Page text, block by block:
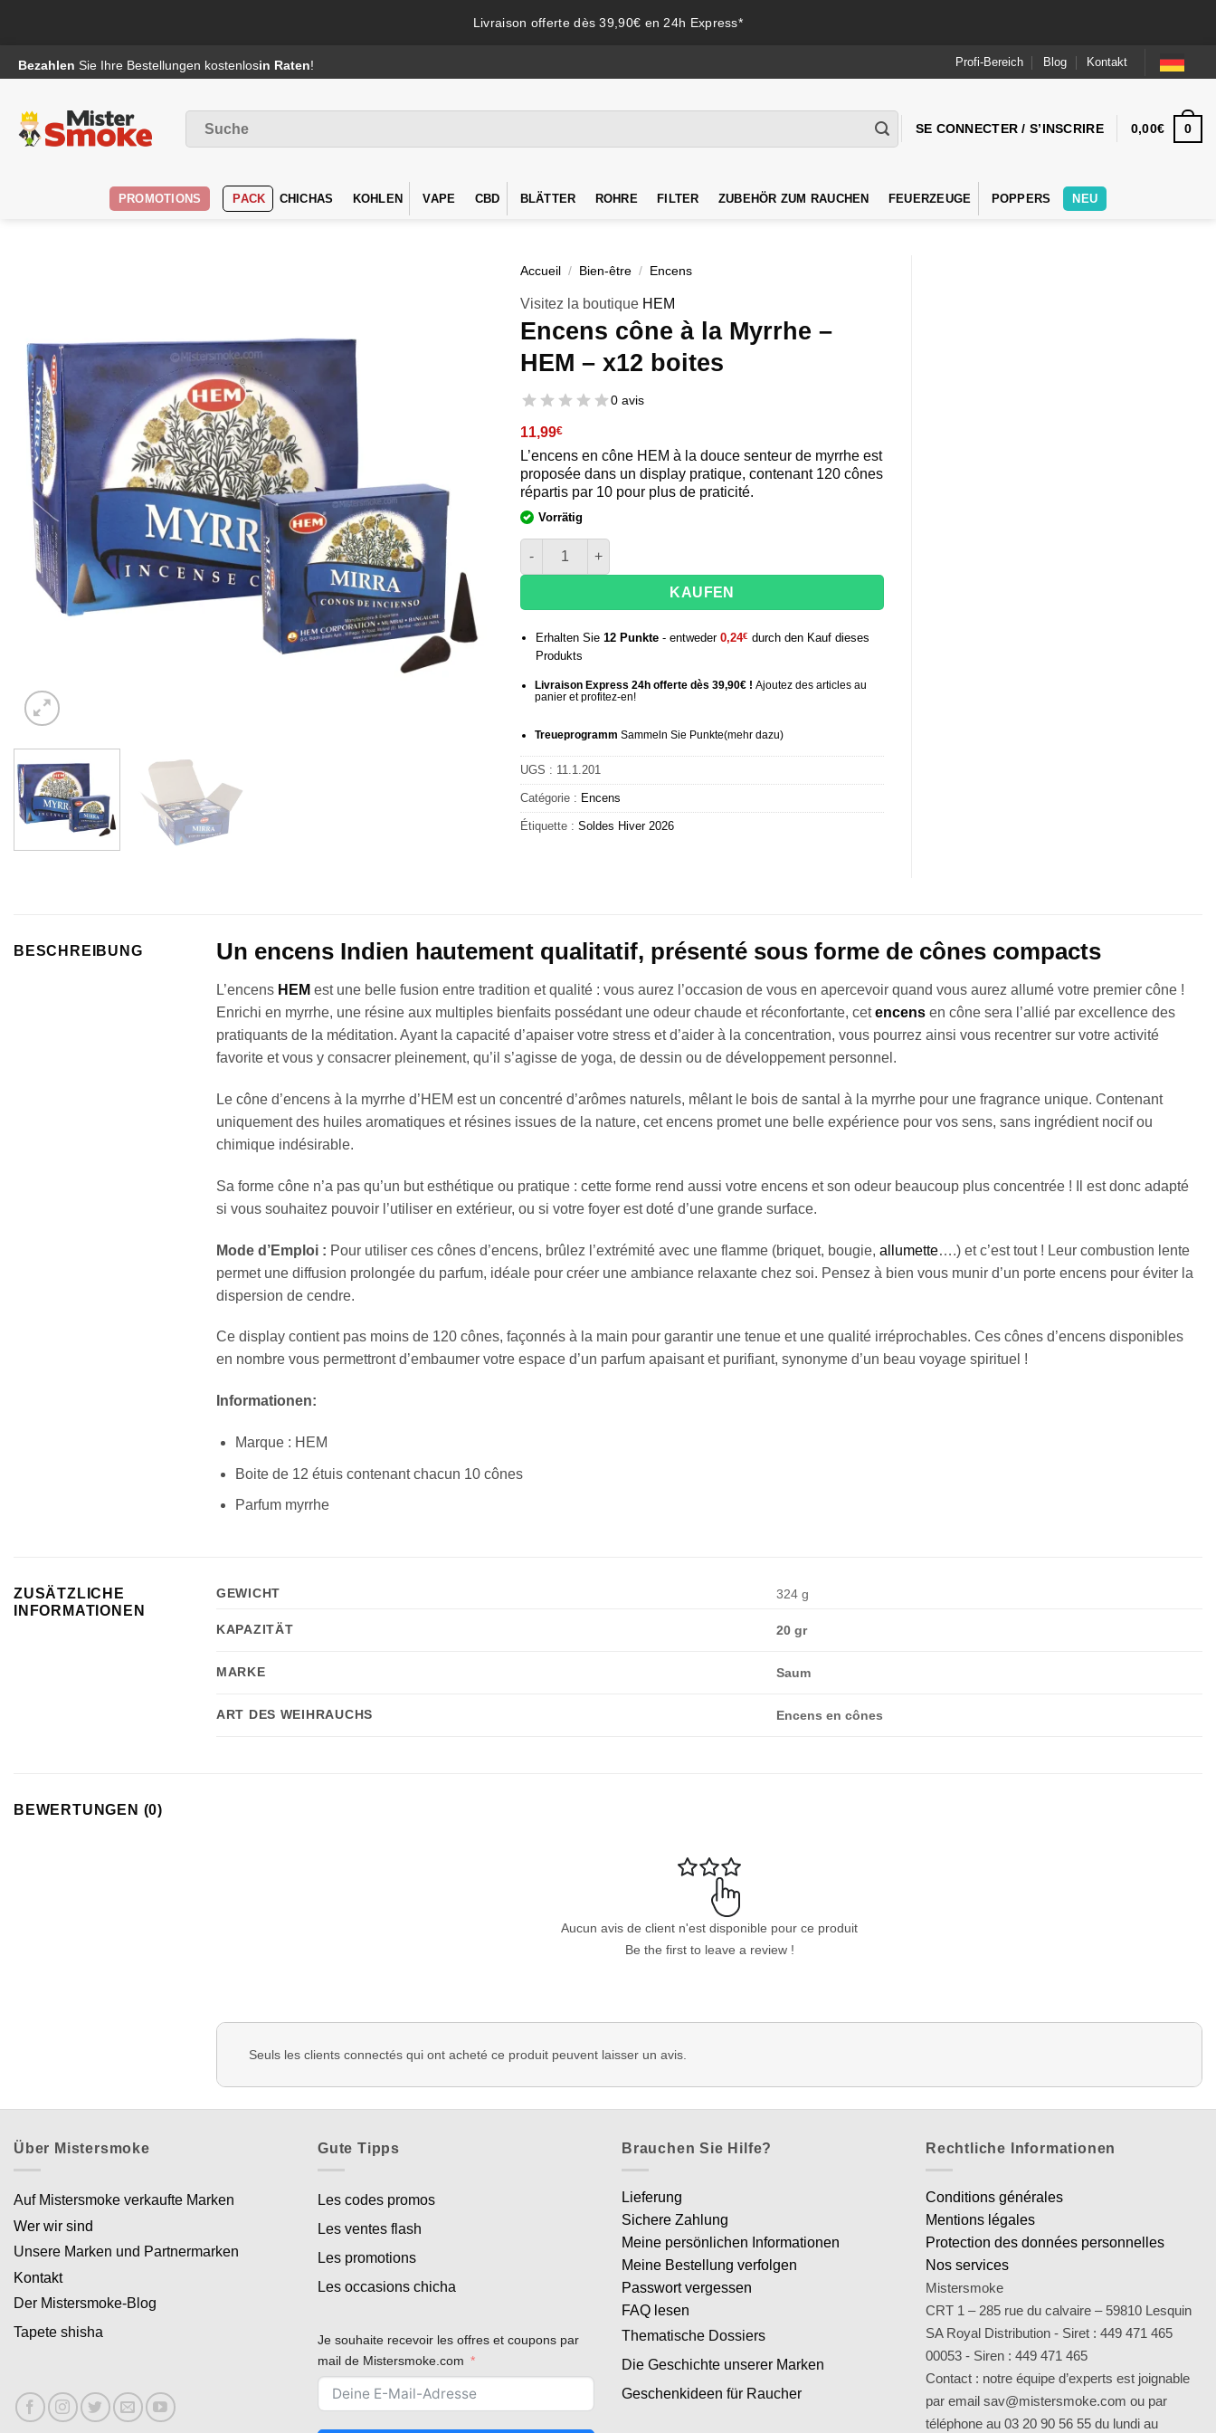
Livraison offerte dès 39,90€ en 24h Express*
au
Bezahlen Sie Ihre Bestellungen kostenlosin Raten! Profi-Bereich Blog Kontakt
nach
SE CONNECTER / S’INSCRIRE 0,00€ 0
PROMOTIONS PACK CHICHAS KOHLEN VAPE CBD BLÄTTER ROHRE FILTER ZUBEHÖR ZUM RAUCHEN FEUERZEUGE POPPERS NEU
Accueil / Bien-être / Encens
Visitez la boutique HEM
Encens cône à la Myrrhe –
HEM – x12 boites
0 avis
11,99€
L’encens en cône HEM à la douce senteur de myrrhe est
proposée dans un display pratique, contenant 120 cônes
répartis par 10 pour plus de praticité.
Vorrätig
quantité de Encens cône à la Myrrhe - HEM - x12 boites
KAUFEN
Erhalten Sie 12Punkte- entweder 0,24€ durch den Kauf dieses
Produkts
Livraison Express 24h offerte dès 39,90€ ! Ajoutez des articles au
panier et profitez-en!
Treueprogramm Sammeln Sie Punkte(mehrdazu)
UGS : 11.1.201
Catégorie : Encens
Étiquette : Soldes Hiver 2026
BESCHREIBUNG Un encens Indien hautement qualitatif, présenté sous forme de cônes compacts
L’encens HEM est une belle fusion entre tradition et qualité : vous aurez l’occasion de vous en apercevoir quand vous aurez allumé votre premier cône !
Enrichi en myrrhe, une résine aux multiples bienfaits possédant une odeur chaude et réconfortante, cetencens en cône sera l’allié par excellence des
pratiquants de la méditation. Ayant la capacité d’apaiser votre stress et d’aider à la concentration, vous pourrez ainsi vous recentrer sur votre activité
favorite et vous y consacrer pleinement, qu’il s’agisse de yoga, de dessin ou de développement personnel.
Le cône d’encens à la myrrhe d’HEM est un concentré d’arômes naturels, mêlant le bois de santal à la myrrhe pour une fragrance unique. Contenant
uniquement des huiles aromatiques et résines issues de la nature, cet encens promet une belle expérience pour vos sens, sans ingrédient nocif ou
chimique indésirable.
Sa forme cône n’a pas qu’un but esthétique ou pratique : cette forme rend aussi votre encens et son odeur beaucoup plus concentrée ! Il est donc adapté
si vous souhaitez pouvoir l’utiliser en extérieur, ou si votre foyer est doté d’une grande surface.
Mode d’Emploi : Pour utiliser ces cônes d’encens, brûlez l’extrémité avec une flamme (briquet, bougie, allumette….) et c’est tout ! Leur combustion lente
permet une diffusion prolongée du parfum, idéale pour créer une ambiance relaxante chez soi. Pensez à bien vous munir d’un porte encens pour éviter la
dispersion de cendre.
Ce display contient pas moins de 120 cônes, façonnés à la main pour garantir une tenue et une qualité irréprochables. Ces cônes d’encens disponibles
en nombre vous permettront d’embaumer votre espace d’un parfum apaisant et purifiant, synonyme d’un beau voyage spirituel !
Informationen:
Marque : HEM
Boite de 12 étuis contenant chacun 10 cônes
Parfum myrrhe
ZUSÄTZLICHE
INFORMATIONEN
GEWICHT 324 g
KAPAZITÄT 20 gr
MARKE Saum
ART DES WEIHRAUCHS Encens en cônes
BEWERTUNGEN (0)
Aucun avis de client n'est disponible pour ce produit
Be the first to leave a review !
Seuls les clients connectés qui ont acheté ce produit peuvent laisser un avis.
Über Mistersmoke
Auf Mistersmoke verkaufte Marken
Wer wir sind
Unsere Marken und Partnermarken
Kontakt
Der Mistersmoke-Blog
Tapete shisha
Gute Tipps
Les codes promos
Les ventes flash
Les promotions
Les occasions chicha
Je souhaite recevoir les offres et coupons par
mail de Mistersmoke.com
Brauchen Sie Hilfe?
Lieferung
Sichere Zahlung
Meine persönlichen Informationen
Meine Bestellung verfolgen
Passwort vergessen
FAQ lesen
Thematische Dossiers
Die Geschichte unserer Marken
Geschenkideen für Raucher
Rechtliche Informationen
Conditions générales
Mentions légales
Protection des données personnelles
Nos services
Mistersmoke
CRT 1 – 285 rue du calvaire – 59810 Lesquin
SA Royal Distribution - Siret : 449 471 465
00053 - Siren : 449 471 465
Contact : notre équipe d’experts est joignable
par email sav@mistersmoke.com ou par
téléphone au 03 20 90 56 55 du lundi au